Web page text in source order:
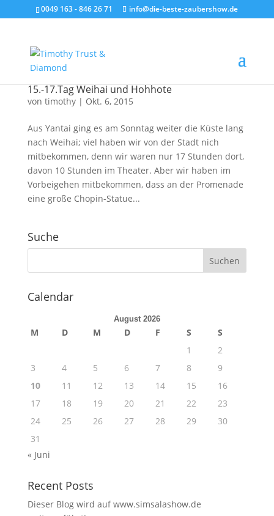
0049 163 - 846 26 71 info@die-beste-zaubershow.de
15.-17.Tag Weihai und Hohhote
von timothy| Okt. 6, 2015
Aus Yantai ging es am Sonntag weiter die Küste lang
nach Weihai; viel haben wir von der Stadt nich
mitbekommen, denn wir waren nur 17 Stunden dort,
davon 10 Stunden im Theater. Aber wir haben im
Vorbeigehen mitbekommen, dass an der Promenade
eine große Chopin-Statue...
Suche
Calendar
August 2026
M D M D F S
S
1
2
3
4 5 6 7 8
9
10
11 12 13 14 15
16
17
18 19 20 21 22
23
24
25 26 27 28 29
30
31
« Juni
Recent Posts
Dieser Blog wird auf www.simsalashow.de